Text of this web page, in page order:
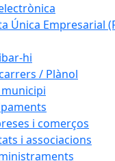
Única Empresarial
hi
/ Plànol
i comerços
i associacions